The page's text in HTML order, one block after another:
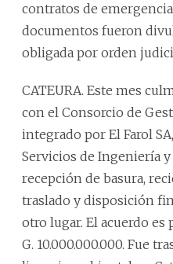
contratos de
documentos fueron
obligada por orden
CATEURA. Este mes
con el Consorcio de
integrado por El Farol
Servicios de Ingeniería
recepción de basura,
traslado y disposición
otro lugar. El acuerdo
G. 10.000.000.000. Fue